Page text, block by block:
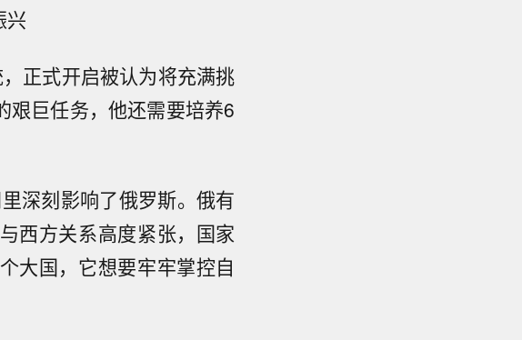
兴
正式开启被认为将充满挑
艰巨任务，他还需要培养6
深刻影响了俄罗斯。俄有
西方关系高度紧张，国家
大国，它想要牢牢掌控自